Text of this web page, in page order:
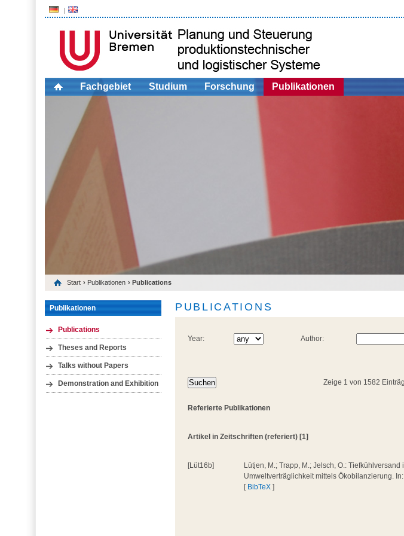
Fachgebiet Studium Forschung Publikationen
Start › Publikationen › Publications
Publikationen
Publications
Theses and Reports
Talks without Papers
Demonstration and Exhibition
PUBLICATIONS
Year: Author:
Zeige 1 von 1582
Referierte Publikationen
Artikel in Zeitschriften (referiert) [1]
[Lüt16b]
Lütjen, M.; Trapp, M.; Jelsch, O.:
Umweltverträglichkeit mittels Ökobilanzierung.
[ BibTeX ]